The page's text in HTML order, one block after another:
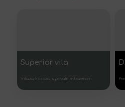
Superior vila
Vila za 6 osoba, s privatnim bazenom.